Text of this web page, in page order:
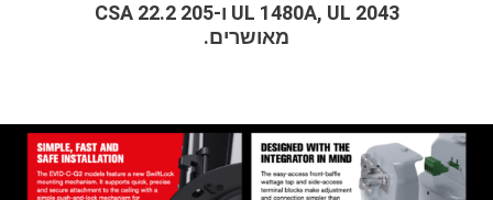
UL 1480A, UL 2043 ו-CSA 22.2 205
מאושרים.